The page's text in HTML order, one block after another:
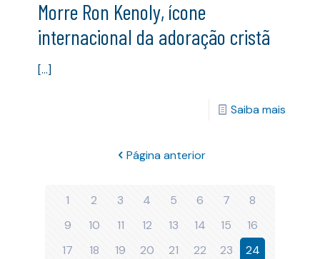
Morre Ron Kenoly, ícone
internacional da adoração cristã
[…]
Saiba mais
Página anterior
1 2 3 4 5 6 7
8
9
10 11 12 13 14 15
16
17
18 19 20 21 22 23
24